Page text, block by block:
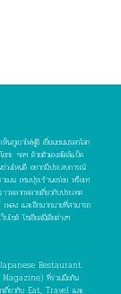
นภูเขาไฟฟูจิ เยี่ยมชมมรดกโลก
อกะ ฯลฯ ด้วยตัวเองสไตล์แบ็ค
วงไหนดี อยากมีประสบการณ์
มน เทมปุระร้านอร่อย หรือเท
วหลากหลายเกี่ยวกับประเทศ
ลง และอีกมากมายที่สามารถ
ไซต์ โซเชียลมีเดียต่างๆ
Japanese Restaurant
Magazine) ที่ร่วมมือกัน
กเกี่ยวกับ Eat, Travel และ